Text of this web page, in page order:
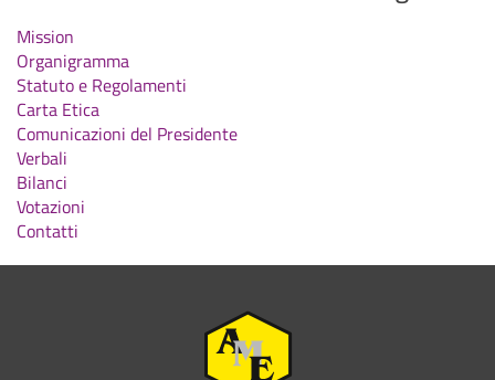
Mission
Organigramma
Statuto e Regolamenti
Carta Etica
Comunicazioni del Presidente
Verbali
Bilanci
Votazioni
Contatti